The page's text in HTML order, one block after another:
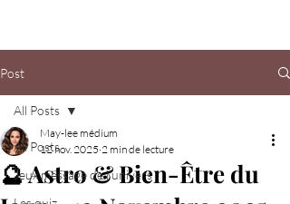
Post
All Posts
Jeux message de l'univers
All Posts
🔮 Astro & Bien-Être du
May-lee médium
12 nov. 2025 2 min de lecture